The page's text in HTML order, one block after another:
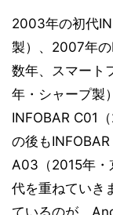
2003年の初代
製）、2007年
数年、スマート
年・シャープ製
INFOBAR C01
の後も
A03（2015年・
代を重ねていき